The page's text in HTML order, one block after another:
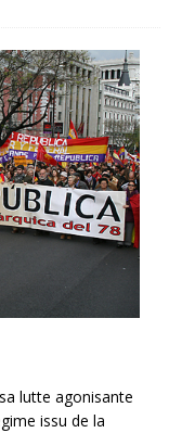
lutte agonisante
issu de la